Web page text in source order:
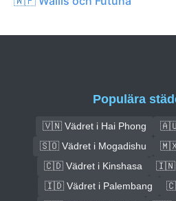
Populära
🇻🇳 Vädret i Hai Phong
🇦🇺
🇸🇴 Vädret i Mogadishu
🇲🇽
🇨🇩 Vädret i Kinshasa
🇮🇳
🇮🇩 Vädret i Palembang